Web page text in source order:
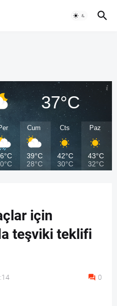
37°C
Cum
39°C
28°C
Cts
42°C
30°C
Paz
43°C
32°C
için
teşviki teklifi
0